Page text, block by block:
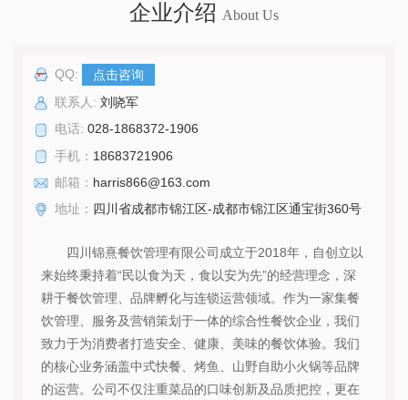
企业介绍 About Us
QQ:
点击咨询
联系人: 刘哓军
电话: 028-1868372-1906
手机： 18683721906
邮箱： harris866@163.com
地址： 四川省成都市锦江区-成都市锦江区通宝街360号
四川锦熹餐饮管理有限公司成立于2018年，自创立以
来始终秉持着“民以食为天，食以安为先”的经营理念，深
耕于餐饮管理、品牌孵化与连锁运营领域。作为一家集餐
饮管理、服务及营销策划于一体的综合性餐饮企业，我们
致力于为消费者打造安全、健康、美味的餐饮体验。我们
的核心业务涵盖中式快餐、烤鱼、山野自助小火锅等品牌
的运营。公司不仅注重菜品的口味创新及品质把控，更在